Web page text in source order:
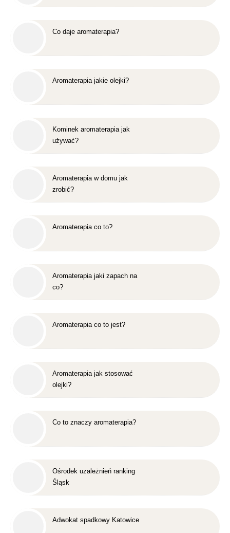
Co daje aromaterapia?
Aromaterapia jakie olejki?
Kominek aromaterapia jak
używać?
Aromaterapia w domu jak
zrobić?
Aromaterapia co to?
Aromaterapia jaki zapach na
co?
Aromaterapia co to jest?
Aromaterapia jak stosować
olejki?
Co to znaczy aromaterapia?
Ośrodek uzależnień ranking
Śląsk
Adwokat spadkowy Katowice